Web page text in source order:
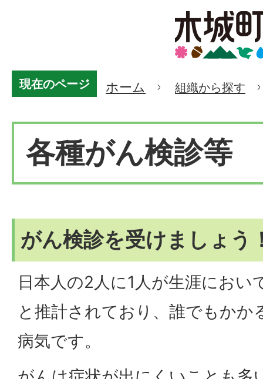
現在のページ ホーム 組織から探す
各種がん検診等
がん検診を受けましょう
日本人の2人に1人が生涯におい
と推計されており、誰でもかか
病気です。